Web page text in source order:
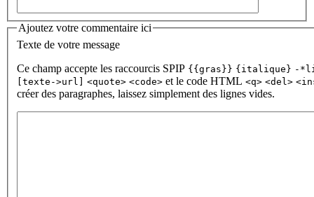
Ajoutez votre commentaire ici
Texte de votre message
Ce champ accepte les raccourcis SPIP {{gras}} {italique} -
[texte->url] <quote> <code> et le code HTML <q> <del>
créer des paragraphes, laissez simplement des lignes vides.